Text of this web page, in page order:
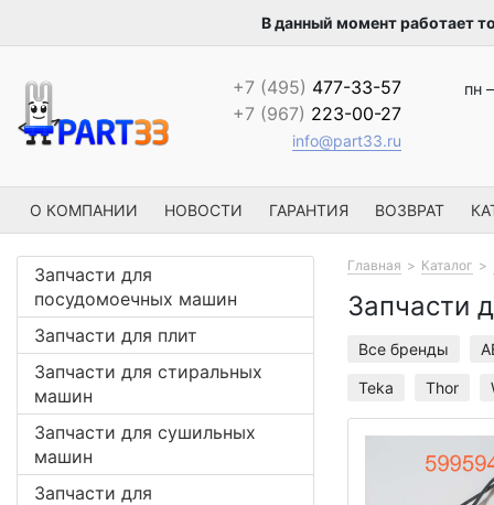
В данный момент работает
+7 (495) 477-33-57
+7 (967) 223-00-27
info@part33.ru
пн
О КОМПАНИИ НОВОСТИ ГАРАНТИЯ ВОЗВРАТ
Запчасти для
посудомоечных машин
Запчасти для плит
Запчасти для стиральных
машин
Запчасти для сушильных
машин
Запчасти для
Главная Каталог
Запчасти
Все бренды
Teka Thor